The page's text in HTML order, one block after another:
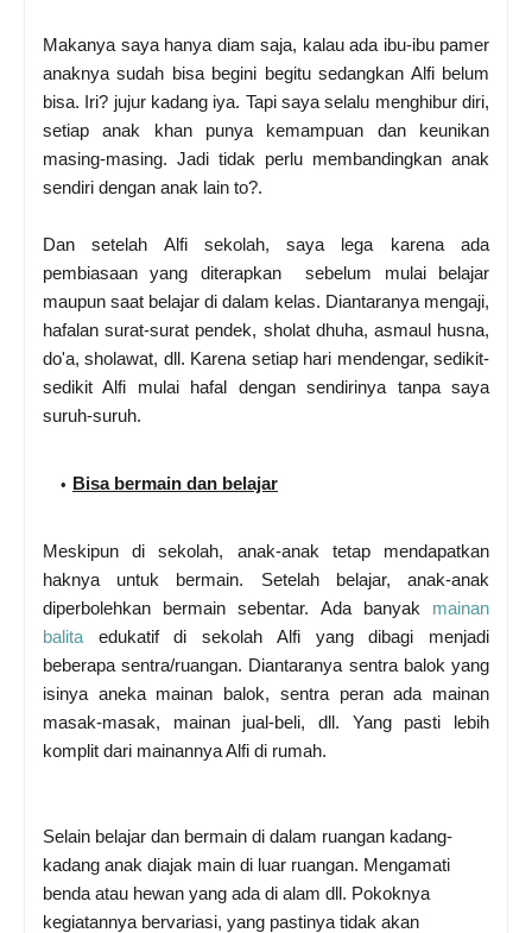
Makanya saya hanya diam saja, kalau ada ibu-ibu pamer
anaknya sudah bisa begini begitu sedangkan Alfi belum
bisa. Iri? jujur kadang iya. Tapi saya selalu menghibur diri,
setiap anak khan punya kemampuan dan keunikan
masing-masing. Jadi tidak perlu membandingkan anak
sendiri dengan anak lain to?.
Dan setelah Alfi sekolah, saya lega karena ada
pembiasaan yang diterapkan sebelum mulai belajar
maupun saat belajar di dalam kelas. Diantaranya mengaji,
hafalan surat-surat pendek, sholat dhuha, asmaul husna,
do'a, sholawat, dll. Karena setiap hari mendengar, sedikit-
sedikit Alfi mulai hafal dengan sendirinya tanpa saya
suruh-suruh.
Bisa bermain dan belajar
Meskipun di sekolah, anak-anak tetap mendapatkan
haknya untuk bermain. Setelah belajar, anak-anak
diperbolehkan bermain sebentar. Ada banyak mainan
balita edukatif di sekolah Alfi yang dibagi menjadi
beberapa sentra/ruangan. Diantaranya sentra balok yang
isinya aneka mainan balok, sentra peran ada mainan
masak-masak, mainan jual-beli, dll. Yang pasti lebih
komplit dari mainannya Alfi di rumah.
Selain belajar dan bermain di dalam ruangan kadang-
kadang anak diajak main di luar ruangan. Mengamati
benda atau hewan yang ada di alam dll. Pokoknya
kegiatannya bervariasi, yang pastinya tidak akan